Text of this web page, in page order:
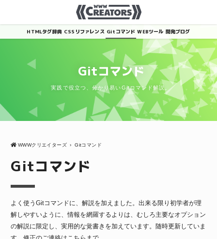
HTMLタグ辞典 CSSリファレンス Gitコマンド WEBツール 開発ブログ
Gitコマンド
実践で役立つ、分かり易いGitコマンド解説。
WWWクリエイターズ › Gitコマンド
Gitコマンド
よく使うGitコマンドに、解説を加えました。出来る限り初学者が理
解しやすいように、情報を網羅するよりは、むしろ主要なオプション
の解説に限定し、実用的な覚書きを加えています。随時更新していま